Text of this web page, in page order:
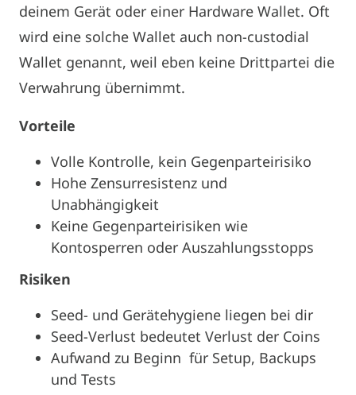
deinem Gerät oder einer Hardware Wallet. Oft
wird eine solche Wallet auch non-custodial
Wallet genannt, weil eben keine Drittpartei die
Verwahrung übernimmt.
Vorteile
Volle Kontrolle, kein Gegenparteirisiko
Hohe Zensurresistenz und
Unabhängigkeit
Keine Gegenparteirisiken wie
Kontosperren oder Auszahlungsstopps
Risiken
Seed- und Gerätehygiene liegen bei dir
Seed-Verlust bedeutet Verlust der Coins
Aufwand zu Beginn für Setup, Backups
und Tests